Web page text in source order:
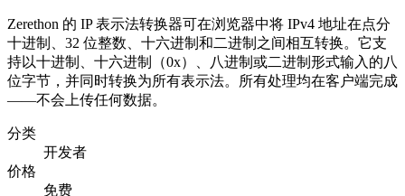
Zerethon 的 IP 表示法转换器可在浏览器中将 IPv4 地址在点分
十进制、32 位整数、十六进制和二进制之间相互转换。它支
持以十进制、十六进制（0x）、八进制或二进制形式输入的八
位字节，并同时转换为所有表示法。所有处理均在客户端完成
——不会上传任何数据。
分类
开发者
价格
免费